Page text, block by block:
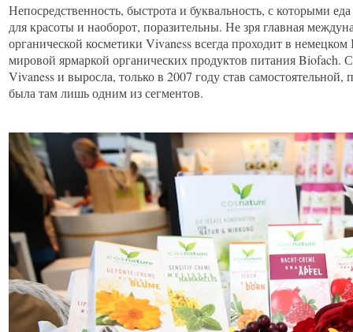
Непосредственность, быстрота и буквальность, с которыми
для красоты и наоборот, поразительны. Не зря главная
органической косметики Vivaness всегда проходит в
мировой ярмаркой органических продуктов питания Biofach.
Vivaness и выросла, только в 2007 году став самостоятельной,
была там лишь одним из сегментов.